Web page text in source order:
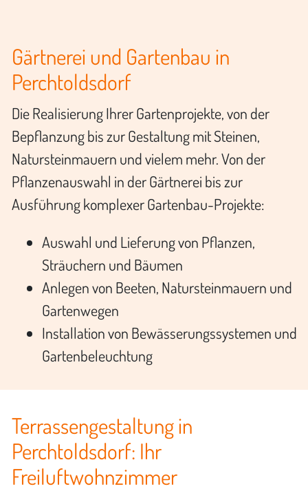
Gärtnerei und Gartenbau in
Perchtoldsdorf
Die Realisierung Ihrer Gartenprojekte, von der
Bepflanzung bis zur Gestaltung mit Steinen,
Natursteinmauern und vielem mehr. Von der
Pflanzenauswahl in der Gärtnerei bis zur
Ausführung komplexer Gartenbau-Projekte:
Auswahl und Lieferung von Pflanzen,
Sträuchern und Bäumen
Anlegen von Beeten, Natursteinmauern und
Gartenwegen
Installation von Bewässerungssystemen und
Gartenbeleuchtung
Terrassengestaltung in
Perchtoldsdorf: Ihr
Freiluftwohnzimmer